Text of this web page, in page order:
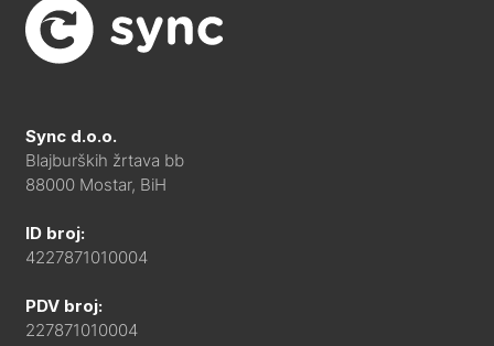
Sync d.o.o.
Blajburških žrtava bb
88000 Mostar, BiH
ID broj:
4227871010004
PDV broj:
227871010004